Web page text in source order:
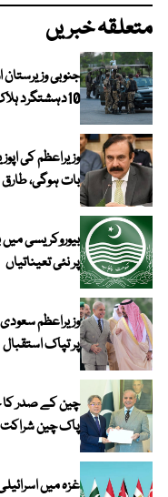
متعلقہ خبریں
جنوبی وزیرستان
10دہشتگرد ہلاک
وزیراعظم کی
بات ہوگی،
بیوروکریسی میں
پر نئی تعیناتیاں
وزیراعظم
پر تپاک استقبال
چین کے صدر کا
پاک چین شراکت